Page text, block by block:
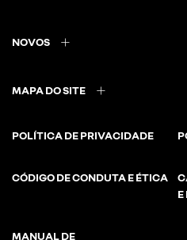
NOVOS
MAPA DO SITE
POLÍTICA DE PRIVACIDADE
CÓDIGO DE CONDUTA E ÉTICA
MANUAL DE